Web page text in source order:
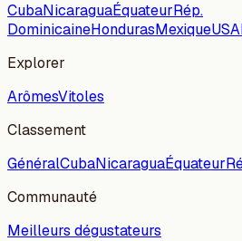
CubaNicaraguaÉquateurRép.
DominicaineHondurasMexiqueUSA
Explorer
ArômesVitoles
Classement
GénéralCubaNicaraguaÉquateur
Communauté
Meilleurs dégustateurs